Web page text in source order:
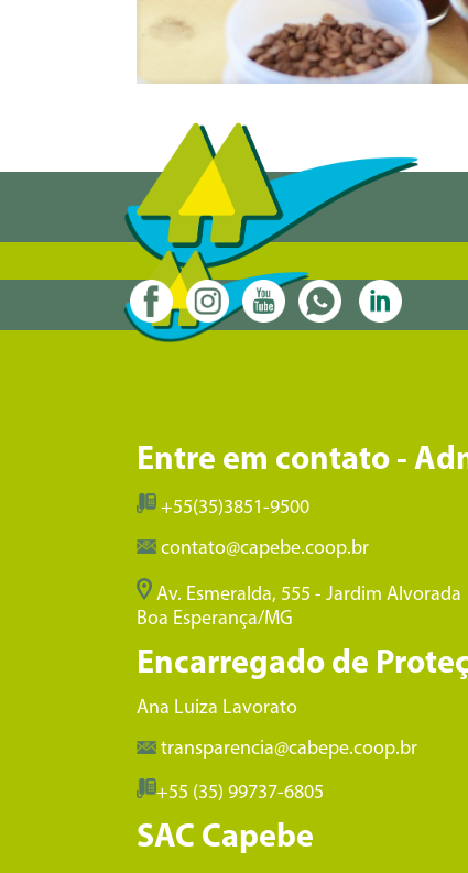
Entre em contato -
+55(35)3851-9500
contato@capebe.coop.br
Av. Esmeralda, 555 - Jardim Alvorada
Boa Esperança/MG
Encarregado de
Ana Luiza Lavorato
transparencia@cabepe.coop.br
+55 (35) 99737-6805
SAC Capebe